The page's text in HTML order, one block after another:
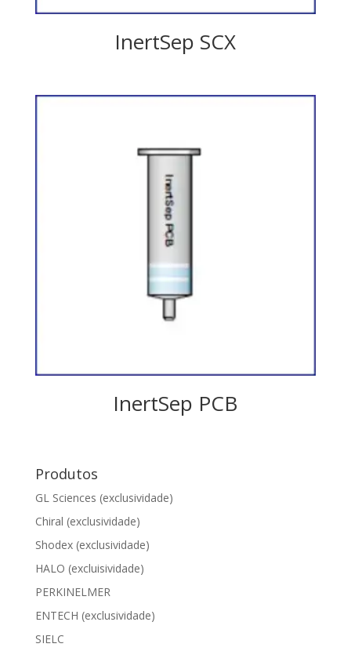
InertSep SCX
InertSep PCB
Produtos
GL Sciences (exclusividade)
Chiral (exclusividade)
Shodex (exclusividade)
HALO (excluisividade)
PERKINELMER
ENTECH (exclusividade)
SIELC